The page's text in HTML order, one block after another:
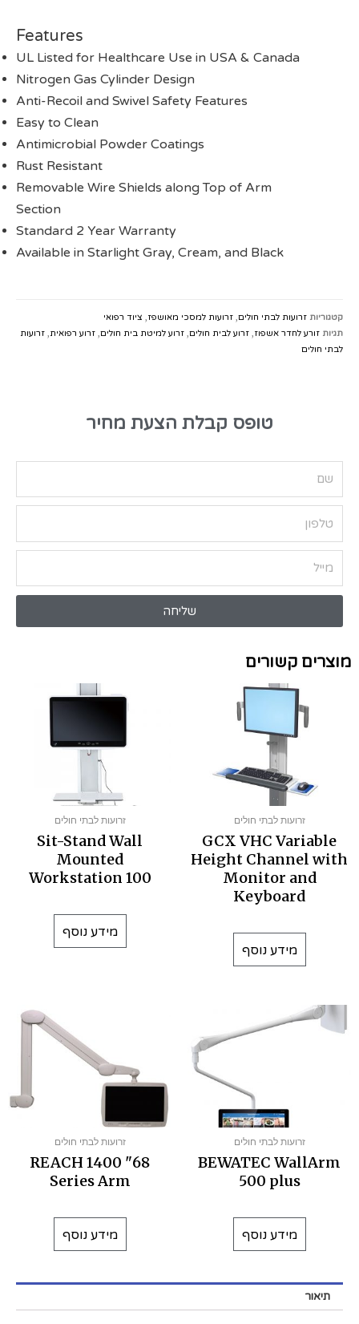
Features
UL Listed for Healthcare Use in USA & Canada
Nitrogen Gas Cylinder Design
Anti-Recoil and Swivel Safety Features
Easy to Clean
Antimicrobial Powder Coatings
Rust Resistant
Removable Wire Shields along Top of Arm
Section
Standard 2 Year Warranty
Available in Starlight Gray, Cream, and Black
קטגוריות זרועות לבתי חולים זרועות למסכי מאושפז ציוד רפואי
תגיות זורע לחדר אשפוז זרוע לבית חולים זרוע למיטת בית חולים זרוע רפואית זרועות
לבתי חולים
טופס קבלת הצעת מחיר
שליחה
מוצרים קשורים
זרועות לבתי חולים
GCX VHC Variable
Height Channel with
Monitor and
Keyboard
מידע נוסף
זרועות לבתי חולים
Sit-Stand Wall
Mounted
Workstation 100
מידע נוסף
זרועות לבתי חולים
BEWATEC WallArm
500 plus
מידע נוסף
זרועות לבתי חולים
68" REACH 1400
Series Arm
מידע נוסף
תיאור